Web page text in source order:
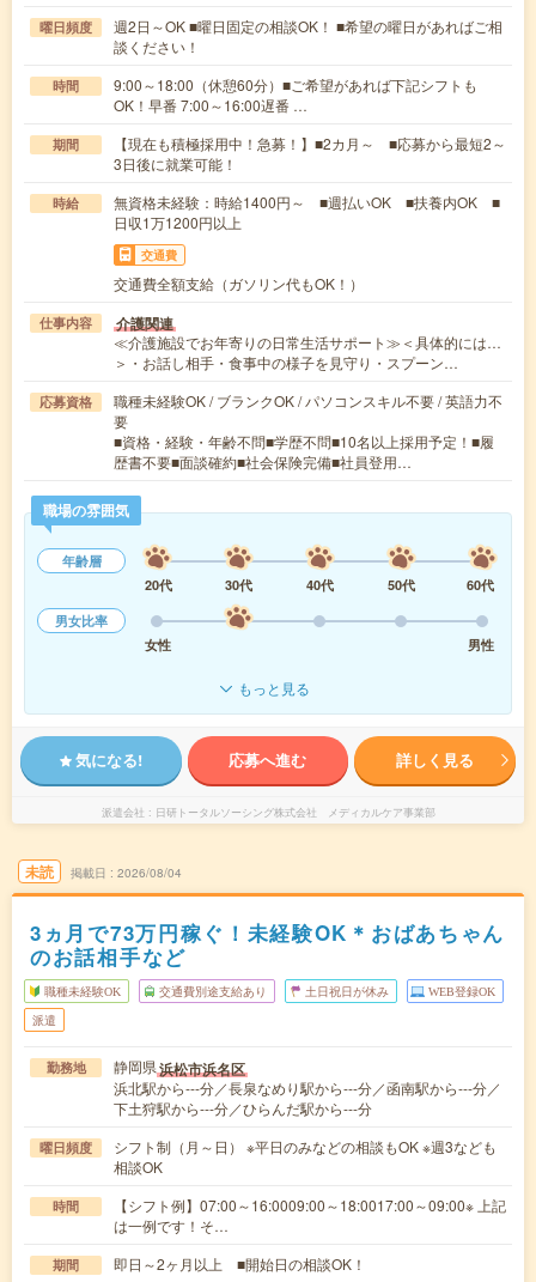
曜日頻度
週2日～OK ■曜日固定の相談OK！ ■希望の曜日があればご相
談ください！
時間
9:00～18:00（休憩60分）■ご希望があれば下記シフトも
OK！早番 7:00～16:00遅番 …
期間
【現在も積極採用中！急募！】■2カ月～ ■応募から最短2～
3日後に就業可能！
時給
無資格未経験：時給1400円～ ■週払いOK ■扶養内OK ■
日収1万1200円以上
交通費
交通費全額支給（ガソリン代もOK！）
仕事内容 介護関連
≪介護施設でお年寄りの日常生活サポート≫＜具体的には…
＞・お話し相手・食事中の様子を見守り・スプーン…
応募資格
職種未経験OK / ブランクOK / パソコンスキル不要 / 英語力不
要
■資格・経験・年齢不問■学歴不問■10名以上採用予定！■履
歴書不要■面談確約■社会保険完備■社員登用…
職場の雰囲気
年齢層
20代
30代 40代 50代
60代
男女比率
女性
男性
もっと見る
気になる! 応募へ進む 詳しく見る
派遣会社 日研トータルソーシング株式会社 メディカルケア事業部
未読 掲載日 2026/08/04
3ヵ月で73万円稼ぐ！未経験OK＊おばあちゃん
のお話相手など
職種未経験OK 交通費別途支給あり 土日祝日が休み WEB登録OK
派遣
勤務地 静岡県浜松市浜名区
浜北駅から---分／長泉なめり駅から---分／函南駅から---分／
下土狩駅から---分／ひらんだ駅から---分
曜日頻度
シフト制（月～日） ※平日のみなどの相談もOK ※週3なども
相談OK
時間
【シフト例】07:00～16:0009:00～18:0017:00～09:00※ 上記
は一例です！そ…
期間 即日～2ヶ月以上 ■開始日の相談OK！